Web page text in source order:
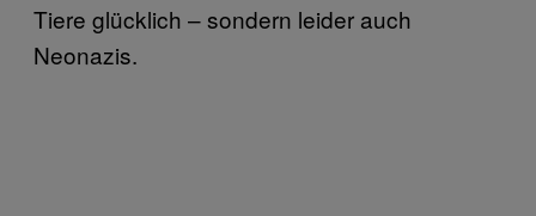
Tiere glücklich – sondern leider auch
Neonazis.